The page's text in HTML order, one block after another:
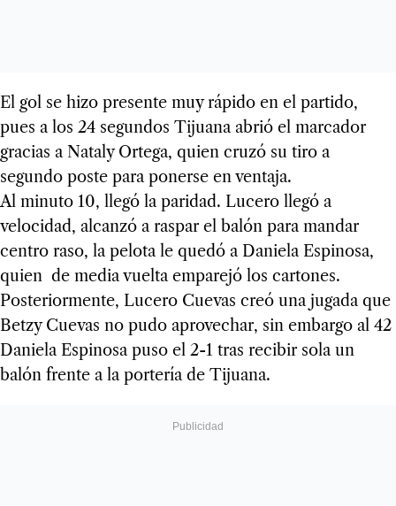
El gol se hizo presente muy rápido en el partido,
pues a los 24 segundos Tijuana abrió el marcador
gracias a Nataly Ortega, quien cruzó su tiro a
segundo poste para ponerse en ventaja.
Al minuto 10, llegó la paridad. Lucero llegó a
velocidad, alcanzó a raspar el balón para mandar
centro raso, la pelota le quedó a Daniela Espinosa,
quien de media vuelta emparejó los cartones.
Posteriormente, Lucero Cuevas creó una jugada que
Betzy Cuevas no pudo aprovechar, sin embargo al 42
Daniela Espinosa puso el 2-1 tras recibir sola un
balón frente a la portería de Tijuana.